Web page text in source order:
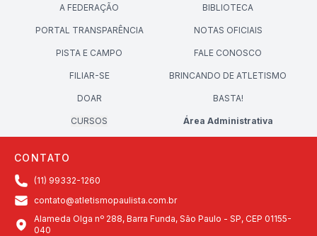
A FEDERAÇÃO BIBLIOTECA
PORTAL TRANSPARÊNCIA NOTAS OFICIAIS
PISTA E CAMPO FALE CONOSCO
FILIAR-SE BRINCANDO DE ATLETISMO
DOAR BASTA!
CURSOS Área Administrativa
CONTATO
(11) 99332-1260
contato@atletismopaulista.com.br
Alameda Olga nº 288, Barra Funda, São Paulo - SP, CEP 01155-
040